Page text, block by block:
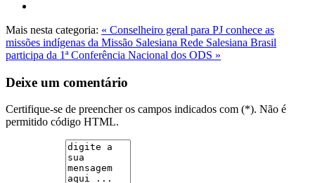
Mais nesta categoria: « Conselheiro geral para PJ conhece as
missões indígenas da Missão Salesiana Rede Salesiana Brasil
participa da 1ª Conferência Nacional dos ODS »
Deixe um comentário
Certifique-se de preencher os campos indicados com (*). Não é
permitido código HTML.